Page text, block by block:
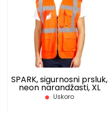
SPARK, sigurnosni prsluk,
neon narandžasti, XL
Uskoro